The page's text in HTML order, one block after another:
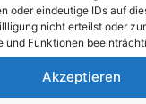
oder eindeutige IDs auf
nicht erteilst oder
und Funktionen
Akzeptieren
fasziniert nicht nur
– auch das Kino